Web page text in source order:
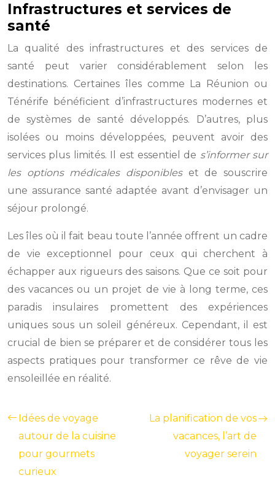
Infrastructures et services de
santé
La qualité des infrastructures et des services de
santé peut varier considérablement selon les
destinations. Certaines îles comme La Réunion ou
Ténérife bénéficient d’infrastructures modernes et
de systèmes de santé développés. D’autres, plus
isolées ou moins développées, peuvent avoir des
services plus limités. Il est essentiel de s’informer sur
les options médicales disponibles et de souscrire
une assurance santé adaptée avant d’envisager un
séjour prolongé.
Les îles où il fait beau toute l’année offrent un cadre
de vie exceptionnel pour ceux qui cherchent à
échapper aux rigueurs des saisons. Que ce soit pour
des vacances ou un projet de vie à long terme, ces
paradis insulaires promettent des expériences
uniques sous un soleil généreux. Cependant, il est
crucial de bien se préparer et de considérer tous les
aspects pratiques pour transformer ce rêve de vie
ensoleillée en réalité.
Idées de voyage
autour de la cuisine
pour gourmets
curieux
La planification de vos
vacances, l’art de
voyager serein